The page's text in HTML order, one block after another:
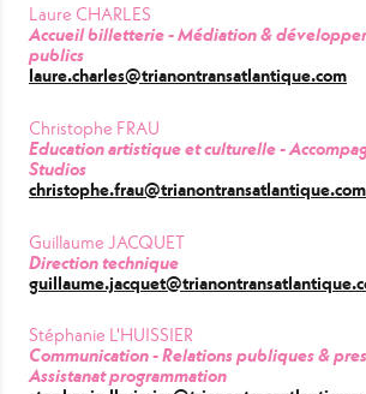
Laure CHARLES
Accueil billetterie - Médiation &
publics
laure.charles@trianontransatlantique.com
Christophe FRAU
Education artistique et culturelle -
Studios
christophe.frau@trianontransatlantique.com
Guillaume JACQUET
Direction technique
Stéphanie L'HUISSIER
Communication - Relations publiques &
Assistanat programmation